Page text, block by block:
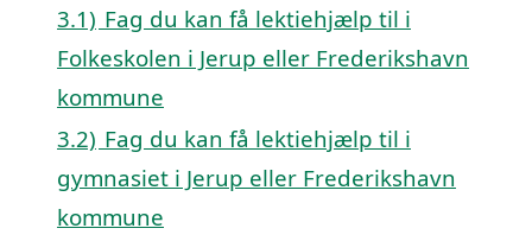
3.1) Fag du kan få lektiehjælp til i
Folkeskolen i Jerup eller Frederikshavn
kommune
3.2) Fag du kan få lektiehjælp til i
gymnasiet i Jerup eller Frederikshavn
kommune